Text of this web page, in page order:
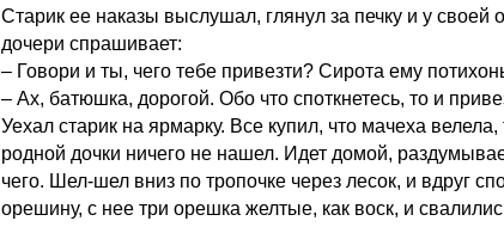
Старик ее наказы выслушал, глянул за печку и у своей
дочери спрашивает:
– Говори и ты, чего тебе привезти? Сирота ему
– Ах, батюшка, дорогой. Обо что споткнетесь, то и
Уехал старик на ярмарку. Все купил, что мачеха велела,
родной дочки ничего не нашел. Идет домой,
чего. Шел-шел вниз по тропочке через лесок, и вдруг
орешину, с нее три орешка желтые, как воск, и